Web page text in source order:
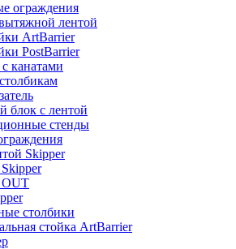
ограждения
лентой
ArtBarrier
PostBarrier
канатами
блок с лентой
стенды
Skipper
OUT
столбики
стойка ArtBarrier